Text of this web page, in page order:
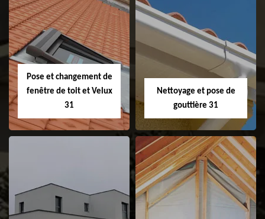
Couvreur 31
Etanchéité de
faitage et faitière
31
Pose et changement de
fenêtre de toit et Velux
31
Pose et
changement de
Nettoyage et pose de
gouttière 31
Nettoyage et pose